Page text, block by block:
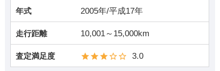
年式 2005年/平成17年
走行距離 10,001～15,000km
査定満足度 3.0